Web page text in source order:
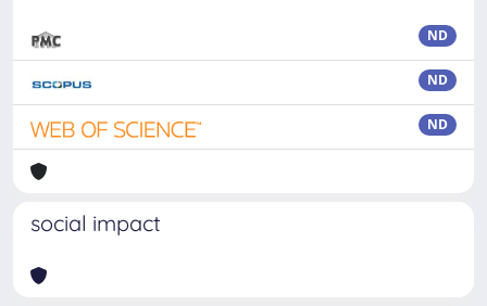
ND
ND
ND
social impact